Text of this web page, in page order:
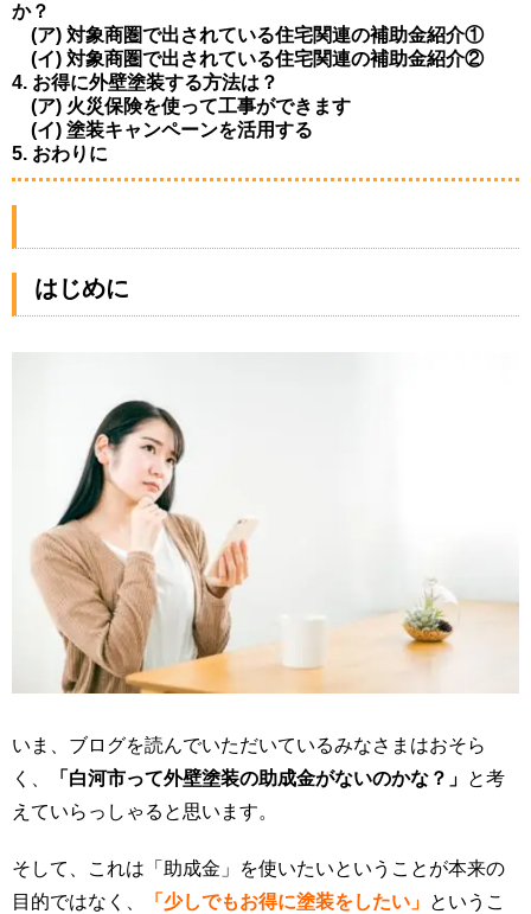
か？
(ア) 対象商圏で出されている住宅関連の補助金紹介①
(イ) 対象商圏で出されている住宅関連の補助金紹介②
4. お得に外壁塗装する方法は？
(ア) 火災保険を使って工事ができます
(イ) 塗装キャンペーンを活用する
5. おわりに
はじめに
いま、ブログを読んでいただいているみなさまはおそら
く、
「白河市って外壁塗装の助成金がないのかな？」 と考
えていらっしゃると思います。
そして、これは「助成金」を使いたいということが本来の
目的ではなく、
「少しでもお得に塗装をしたい」 というこ